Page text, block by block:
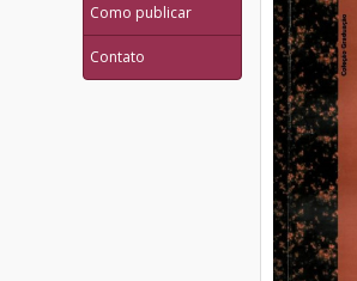
Como publicar
Contato